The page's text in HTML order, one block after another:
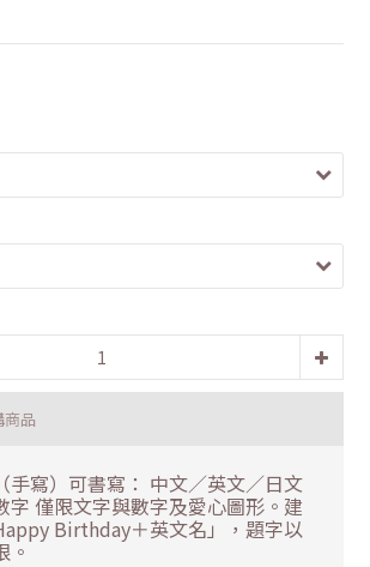
品
手寫）可書寫： 中文／英文／日文
字 僅限文字與數字及愛心圖形。建
Birthday＋英文名」，題字以
。